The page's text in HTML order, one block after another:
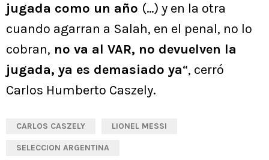
jugada como un año (…) y en la otra
cuando agarran a Salah, en el penal, no lo
cobran, no va al VAR, no devuelven la
jugada, ya es demasiado ya“, cerró
Carlos Humberto Caszely.
CARLOS CASZELY LIONEL MESSI
SELECCION ARGENTINA